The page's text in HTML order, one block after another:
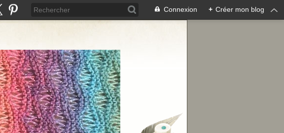
Connexion + Créer mon blog